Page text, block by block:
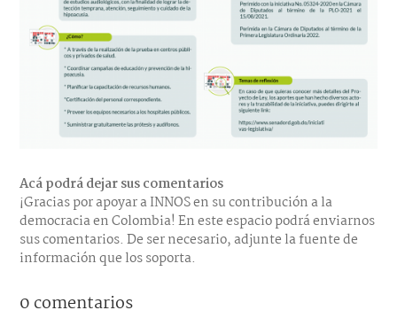
Acá podrá dejar sus comentarios
¡Gracias por apoyar a INNOS en su contribución a la
democracia en Colombia! En este espacio podrá enviarnos
sus comentarios. De ser necesario, adjunte la fuente de
información que los soporta.
0 comentarios